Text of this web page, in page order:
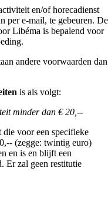
en/of horecadienst
per e-mail, te gebeuren. De
Libéma is bepalend voor
andere voorwaarden dan
is als volgt:
minder dan € 20,--
voor een specifieke
(zegge: twintig euro)
en is en blijft een
Er zal geen restitutie